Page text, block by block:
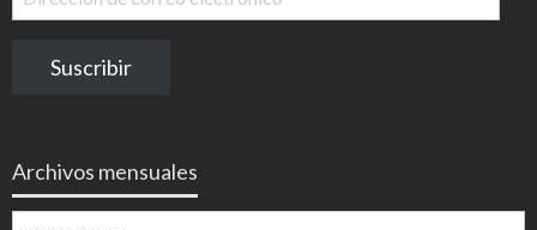
de
electrónico
Suscribir
Archivos mensuales